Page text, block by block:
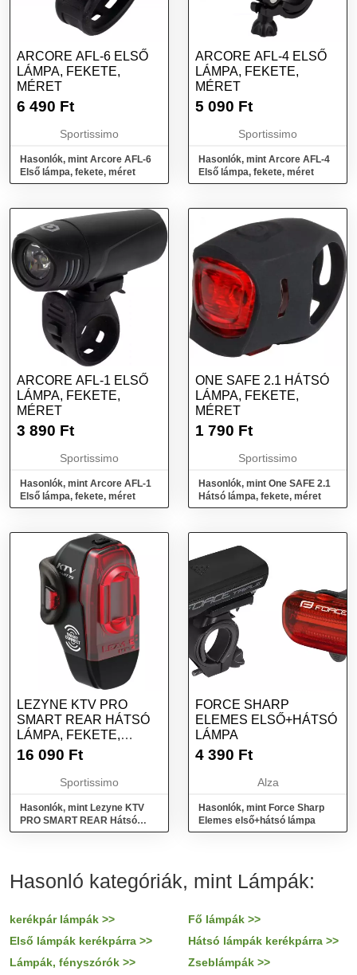
ARCORE AFL-6 ELSŐ
LÁMPA, FEKETE,
MÉRET
6 490 Ft
Sportissimo
Hasonlók, mint Arcore AFL-6
Első lámpa, fekete, méret
ARCORE AFL-4 ELSŐ
LÁMPA, FEKETE,
MÉRET
5 090 Ft
Sportissimo
Hasonlók, mint Arcore AFL-4
Első lámpa, fekete, méret
ARCORE AFL-1 ELSŐ
LÁMPA, FEKETE,
MÉRET
3 890 Ft
Sportissimo
Hasonlók, mint Arcore AFL-1
Első lámpa, fekete, méret
ONE SAFE 2.1 HÁTSÓ
LÁMPA, FEKETE,
MÉRET
1 790 Ft
Sportissimo
Hasonlók, mint One SAFE 2.1
Hátsó lámpa, fekete, méret
LEZYNE KTV PRO
SMART REAR HÁTSÓ
LÁMPA, FEKETE,
MÉRET
16 090 Ft
Sportissimo
Hasonlók, mint Lezyne KTV
PRO SMART REAR Hátsó
lámpa, fekete, méret
FORCE SHARP
ELEMES ELSŐ+HÁTSÓ
LÁMPA
4 390 Ft
Alza
Hasonlók, mint Force Sharp
Elemes első+hátsó lámpa
Hasonló kategóriák, mint Lámpák:
kerékpár lámpák >>
Fő lámpák >>
Első lámpák kerékpárra >>
Hátsó lámpák kerékpárra >>
Lámpák, fényszórók >>
Zseblámpák >>